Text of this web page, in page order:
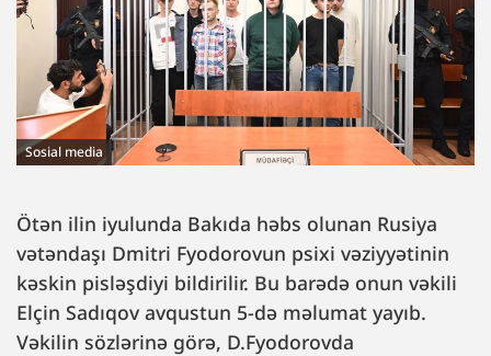
Sosial media
Ötən ilin iyulunda Bakıda həbs olunan Rusiya
vətəndaşı Dmitri Fyodorovun psixi vəziyyətinin
kəskin pisləşdiyi bildirilir. Bu barədə onun vəkili
Elçin Sadıqov avqustun 5-də məlumat yayıb.
Vəkilin sözlərinə görə, D.Fyodorovda